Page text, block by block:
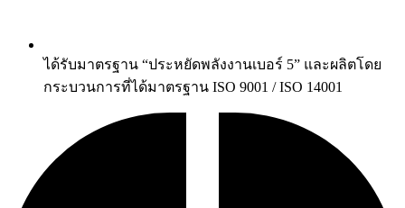
ได้รับมาตรฐาน “ประหยัดพลังงานเบอร์ 5” และผลิตโดย
กระบวนการที่ได้มาตรฐาน ISO 9001 / ISO 14001